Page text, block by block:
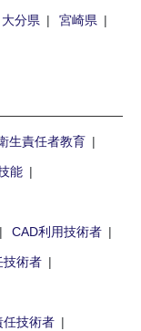
大分県
宮崎県
生責任者教育
能
CAD利用技術者
術者
技術者